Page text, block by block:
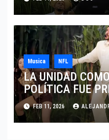
Musica NFL
LA UNIDAD
POLÍTICA FUE
BAD BUNNY EN
FEB 11, 2026